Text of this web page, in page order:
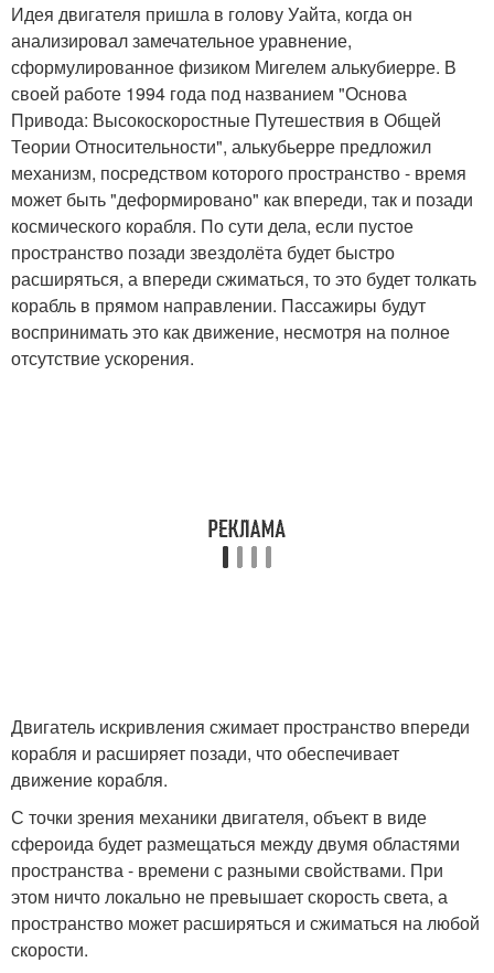
Идея двигателя пришла в голову Уайта, когда он
анализировал замечательное уравнение,
сформулированное физиком Мигелем алькубиерре. В
своей работе 1994 года под названием "Основа
Привода: Высокоскоростные Путешествия в Общей
Теории Относительности", алькубьерре предложил
механизм, посредством которого пространство - время
может быть "деформировано" как впереди, так и позади
космического корабля. По сути дела, если пустое
пространство позади звездолёта будет быстро
расширяться, а впереди сжиматься, то это будет толкать
корабль в прямом направлении. Пассажиры будут
воспринимать это как движение, несмотря на полное
отсутствие ускорения.
Двигатель искривления сжимает пространство впереди
корабля и расширяет позади, что обеспечивает
движение корабля.
С точки зрения механики двигателя, объект в виде
сфероида будет размещаться между двумя областями
пространства - времени с разными свойствами. При
этом ничто локально не превышает скорость света, а
пространство может расширяться и сжиматься на любой
скорости.